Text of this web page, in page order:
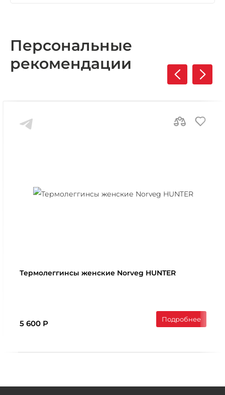
Персональные
рекомендации
Термолеггинcы женские Norveg HUNTER
5 600 Р Подробнее